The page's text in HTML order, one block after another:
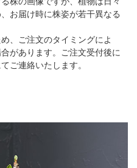
お届け時に株姿が若干異なる
、ご注文のタイミングによ
があります。ご注文受付後に
ご連絡いたします。